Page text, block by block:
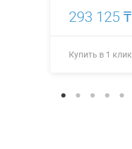
293 125 ₸
Купить в 1 клик